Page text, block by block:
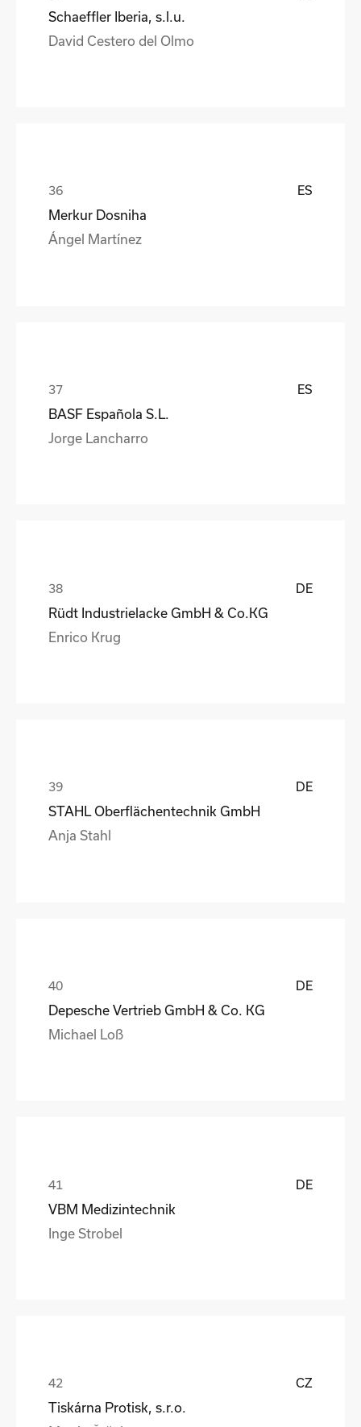
Schaeffler Iberia, s.l.u.
David Cestero del Olmo
ES
Merkur Dosniha
Ángel Martínez
ES
BASF Española S.L.
Jorge Lancharro
DE
Rüdt Industrielacke GmbH & Co.KG
Enrico Krug
DE
STAHL Oberflächentechnik GmbH
Anja Stahl
DE
Depesche Vertrieb GmbH & Co. KG
Michael Loß
DE
VBM Medizintechnik
Inge Strobel
CZ
Tiskárna Protisk, s.r.o.